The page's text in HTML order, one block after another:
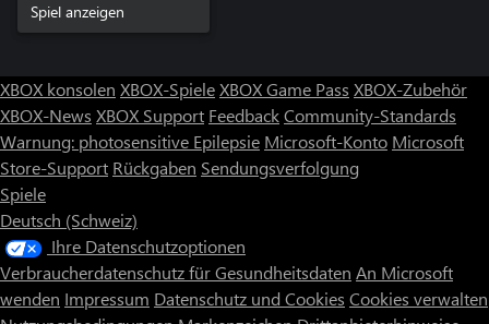
Spiel anzeigen
XBOX konsolen XBOX-SpieleXBOX Game Pass XBOX-Zubehör
XBOX-News XBOX Support FeedbackCommunity-Standards
Warnung: photosensitive Epilepsie Microsoft-Konto Microsoft
Store-Support Rückgaben Sendungsverfolgung
Spiele
Deutsch (Schweiz)
Ihre Datenschutzoptionen
Verbraucherdatenschutz für Gesundheitsdaten An Microsoft
wenden Impressum Datenschutz und Cookies Cookies verwalten